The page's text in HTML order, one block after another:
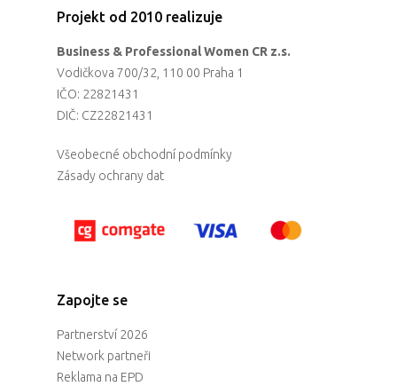
Projekt od 2010 realizuje
Business & Professional Women CR z.s.
Vodičkova 700/32, 110 00 Praha 1
IČO: 22821431
DIČ: CZ22821431
Všeobecné obchodní podmínky
Zásady ochrany dat
Zapojte se
Partnerství 2026
Network partneři
Reklama na EPD